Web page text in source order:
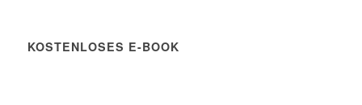
KOSTENLOSES E-BOOK